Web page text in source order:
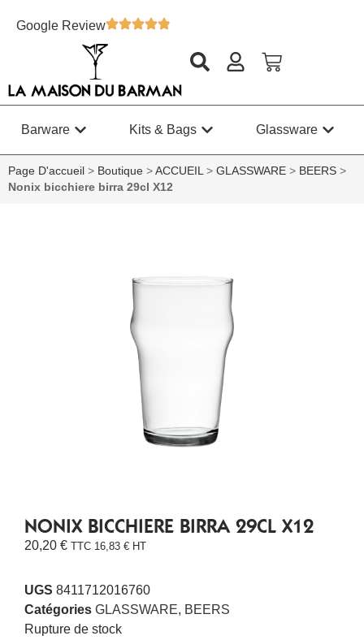
Google Review
Barware Kits & Bags Glassware
Page D'accueil > Boutique > ACCUEIL> GLASSWARE > BEERS >
Nonix bicchiere birra 29cl X12
NONIX BICCHIERE BIRRA 29CL X12
20,20 € TTC 16,83 € HT
UGS 8411712016760
Catégories GLASSWARE, BEERS
Rupture de stock